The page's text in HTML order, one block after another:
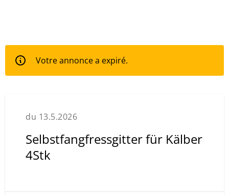
Votre annonce a expiré.
du 13.5.2026
Selbstfangfressgitter für Kälber
4Stk